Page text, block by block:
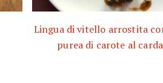
Lingua di vitello arrostita
purea di carote al